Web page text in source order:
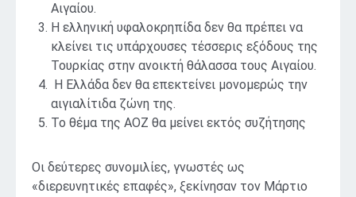
Αιγαίου.
Η ελληνική υφαλοκρηπίδα δεν θα πρέπει να
κλείνει τις υπάρχουσες τέσσερις εξόδους της
Τουρκίας στην ανοικτή θάλασσα τους Αιγαίου.
Η Ελλάδα δεν θα επεκτείνει μονομερώς την
αιγιαλίτιδα ζώνη της.
Το θέμα της ΑΟΖ θα μείνει εκτός συζήτησης
Οι δεύτερες συνομιλίες, γνωστές ως
«διερευνητικές επαφές», ξεκίνησαν τον Μάρτιο